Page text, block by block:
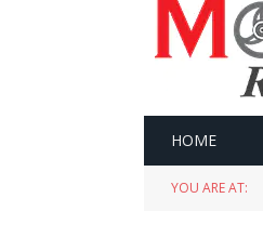
HOME
YOU ARE AT: